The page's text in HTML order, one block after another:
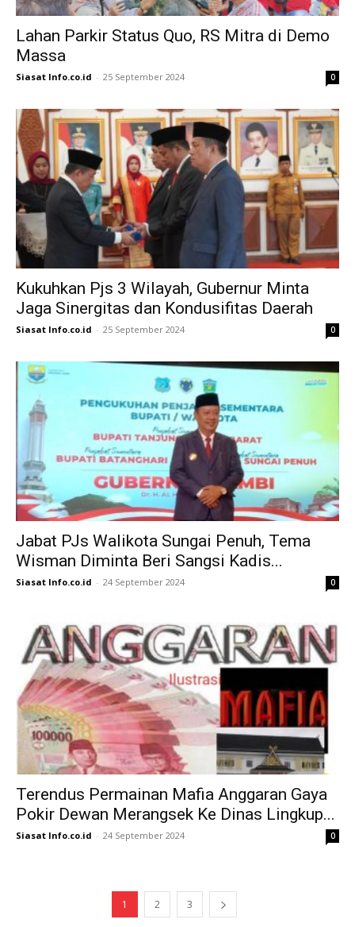
Lahan Parkir Status Quo, RS Mitra di Demo
Massa
Siasat Info.co.id - 25 September 2024 0
Kukuhkan Pjs 3 Wilayah, Gubernur Minta
Jaga Sinergitas dan Kondusifitas Daerah
Siasat Info.co.id - 25 September 2024 0
Jabat PJs Walikota Sungai Penuh, Tema
Wisman Diminta Beri Sangsi Kadis...
Siasat Info.co.id - 24 September 2024 0
Terendus Permainan Mafia Anggaran Gaya
Pokir Dewan Merangsek Ke Dinas Lingkup...
Siasat Info.co.id - 24 September 2024 0
1 2 3